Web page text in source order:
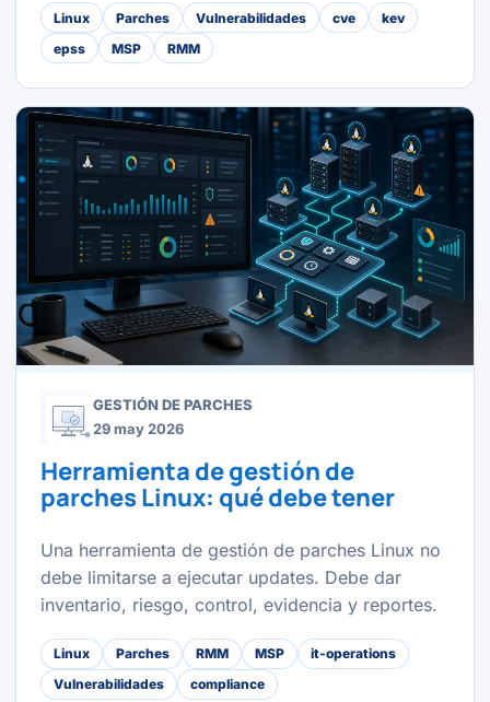
Linux Parches Vulnerabilidades cve
kev
epss
MSP RMM
GESTIÓN DE PARCHES
29 may 2026
Herramienta de gestión de
parches Linux: qué debe tener
Una herramienta de gestión de parches Linux no
debe limitarse a ejecutar updates. Debe dar
inventario, riesgo, control, evidencia y reportes.
Linux Parches RMM MSP
it-operations
Vulnerabilidades
compliance